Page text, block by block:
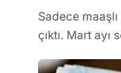
Sadece
çıktı. Mart